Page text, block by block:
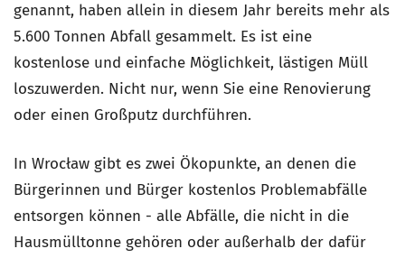
genannt, haben allein in diesem Jahr bereits mehr als
5.600 Tonnen Abfall gesammelt. Es ist eine
kostenlose und einfache Möglichkeit, lästigen Müll
loszuwerden. Nicht nur, wenn Sie eine Renovierung
oder einen Großputz durchführen.
In Wrocław gibt es zwei Ökopunkte, an denen die
Bürgerinnen und Bürger kostenlos Problemabfälle
entsorgen können - alle Abfälle, die nicht in die
Hausmülltonne gehören oder außerhalb der dafür